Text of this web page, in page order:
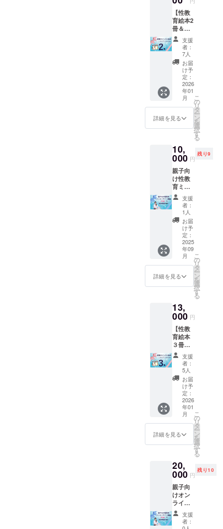
ズ ・
感情＆
境界線
＆プラ
イベー
トパー
ツのイ
ラスト
入り
【性教
育絵本2
冊＆ク
リア
ファイ
点】
ご家庭
に1冊、
プラ
ス、お
友達の
プレゼ
ントに
おすす
めで
絵本 ・
予定
ページ
数：30
ページ
前後 ・
サイ
ズ：A4
サイズ
・ハー
ドカ
バー ※
何度も
繰り返
し読ん
でいた
だける
作りま
す。 ■
クリア
ファイ
ル ・A4
サイ
ズ ・
感情＆
境界線
＆プラ
イベー
トパー
ツのイ
ラスト
入り
支援
者：
7人
お届
け予
定：
2026
年01
月
詳細を見る
こ
の
リ
タ
ー
ン
を
選
択
す
る
10,
000 円
残り9
親子向
け性教
育ミニ
オンラ
イン講
座（30
分）＆
個別相
談30分
・有効
期限：
2026年
3月末ま
で ・受
講方
法：オ
ン
（zoom
）
支援
者：
1人
お届
け予
定：
2025
年09
月
詳細を見る
こ
の
リ
タ
ー
ン
を
選
択
す
る
13,
000 円
【性教
育絵本
３冊＆
クリア
ファイ
ル３
点】
ご家庭
に1冊、
プラ
ス、お
友達へ
のプレ
ゼント
にオス
スメで
絵本 ・
予定
ページ
数：30
ページ
前後 ・
サイ
ズ：A4
支援
者：
5人
お届
け予
定：
2026
年01
月
詳細を見る
こ
の
リ
タ
ー
ン
を
選
択
す
る
20,
000 円
残り10
親子向
けオン
ライン
性教育
講座
（60
支援
者：